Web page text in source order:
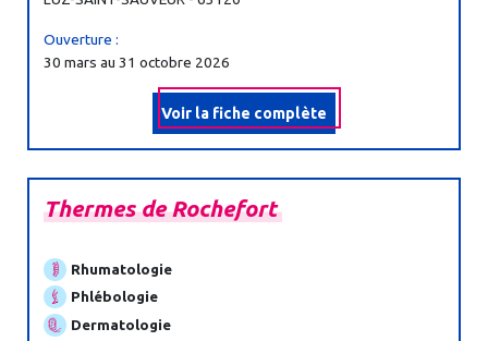
Ouverture :
30 mars au 31 octobre 2026
Voir la fiche complète
ThermesdeRochefort
Rhumatologie
Phlébologie
Dermatologie